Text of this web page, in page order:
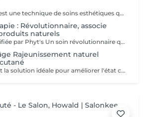
Le microneedling est une technique de soins esthétiques qui stimule naturellement la production de collagène et d'élastine. Améliorer la texture de la peau Réduire les pores dilatés Atténuer les ridules Diminuer les cicatrices d'acné ou les taches pigmentaires Une technique douce et efficace, adaptée à tous les types de peau. Utilisation de sérums professionnels pour un résultat optimal Conseil personnalisé avant chaque séance. Offrez à votre peau un teint plus lisse, uniforme et lumineux
: Révolutionnaire, associe
naturels
La Kinéplastie certifiée par Phyt's Un soin révolutionnaire qui associe kinésithérapie et produits naturels pour une approche douce et efficace de la beauté. Utilise des techniques manuelles et des produits bio pour stimuler en profondeur, sans produits chimiques ni interventions invasives Chaque séance est spécialement conçue pour répondre à vos besoins uniques, ciblant les fascias et les muscles pour une solution sur-mesure qui s'adapte parfaitement à votre peau. Oxygénation et Régénération : Stimulez la circulation sanguine et la régénération cellulaire pour améliorer l'élasticité et la fermeté de votre peau, la rendant visiblement plus jeune et tonique. Résultats Immédiats : Obtenez des effets visibles dès la première séance avec un raffermissement et une tonification notables. Chaque soin est conditionné en ampoules individuelles pour assurer une hygiène parfaite, une fraîcheur optimale à chaque application et une utilisation précise des doses. Esthéticiennes Fatima Lisete Marie Francesca La Kinéplastie certifiée par Phyt's est bien plus qu'un simple soin offrant des résultats concrets pour la santé. Offrez-vous ce moment de bien-être pour révéler une peau revitalisée et éclatante.
Rajeunissement naturel
Peeling Certifié, est la solution idéale pour améliorer l'état cutané et lutter efficacement contre les signes du vieillissement. Ce soin avancé associe la puissance des ingrédients naturels à la rigueur des produits biologiques pour offrir des résultats visibles et durables. Certification BIO : Profitez de produits certifiés bio, garantissant une formulation respectueuse de votre peau et de l'environnement, tout en vous assurant une qualité irréprochable. Ingrédients naturels : Enrichi en actifs naturels, ce peeling favorise le renouvellement cellulaire, affine le grain de peau et améliore la texture cutanée pour un teint plus uniforme et éclatant. Ampoules individuelles : Chaque soin est conditionné en ampoules individuelles pour garantir une hygiène optimale, une fraîcheur parfaite à chaque application, et une précision dans l'utilisation des doses. Esthéticiennes Lisete Marie Francesca Mirza Déborah Une routine régulière de soins contribue à maintenir l'élasticité, la fermeté et l'éclat de votre peau, tout en prévenant les signes du vieillissement prématuré. Chaque soin que vous apportez à votre peau est un pas vers une beauté durable et naturellement rajeunie. Offrez à votre peau le meilleur de la nature avec le Peeling et découvrez une peau revitalisée et éclatante !